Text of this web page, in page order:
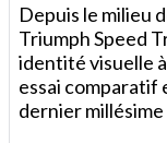
Depuis le milieu
Triumph Speed
identité visuelle
essai comparatif
dernier